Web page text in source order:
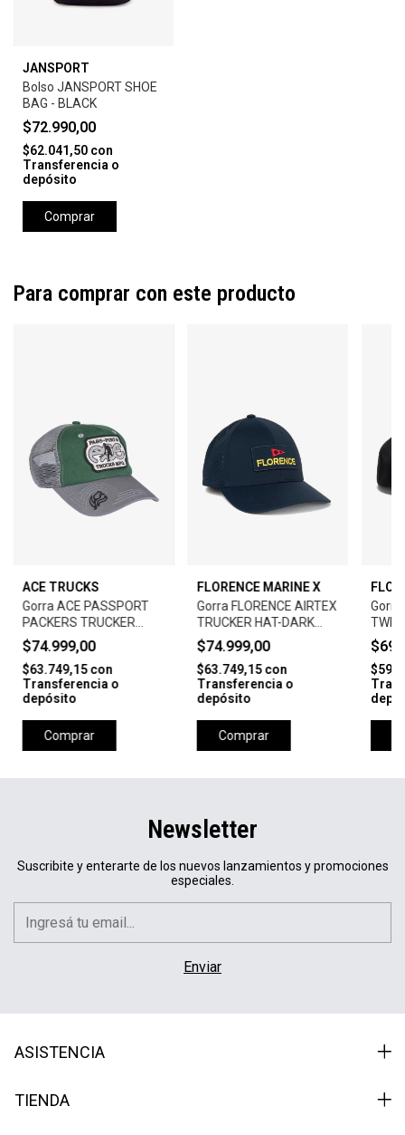
JANSPORT
Bolso JANSPORT SHOE
BAG - BLACK
$72.990,00
$62.041,50 con
Transferencia o
depósito
Comprar
Para comprar con este producto
ACE TRUCKS
Gorra ACE PASSPORT
PACKERS TRUCKER
CAP-GREEN/STEEL
$74.999,00
$63.749,15con
Transferencia o
depósito
Comprar
FLORENCE MARINE X
Gorra FLORENCE AIRTEX
TRUCKER HAT-DARK
NAVY
$74.999,00
$63.749,15con
Transferencia o
depósito
Comprar
Gorra
Newsletter
Suscribite y enterarte de los nuevos lanzamientos y promociones
especiales.
ASISTENCIA
TIENDA